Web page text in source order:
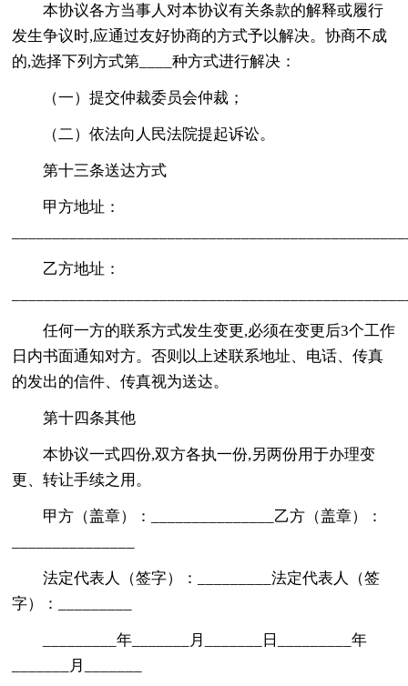
本协议各方当事人对本协议有关条款的解释或履行
发生争议时,应通过友好协商的方式予以解决。协商不成
的,选择下列方式第____种方式进行解决：
（一）提交仲裁委员会仲裁；
（二）依法向人民法院提起诉讼。
第十三条送达方式
甲方地址：
乙方地址：
任何一方的联系方式发生变更,必须在变更后3个工作
日内书面通知对方。否则以上述联系地址、电话、传真
的发出的信件、传真视为送达。
第十四条其他
本协议一式四份,双方各执一份,另两份用于办理变
更、转让手续之用。
甲方（盖章）：_______________乙方（盖章）：
法定代表人（签字）：_________法定代表人（签
字）：_________
_________年_______月_______日_________年
_______月_______